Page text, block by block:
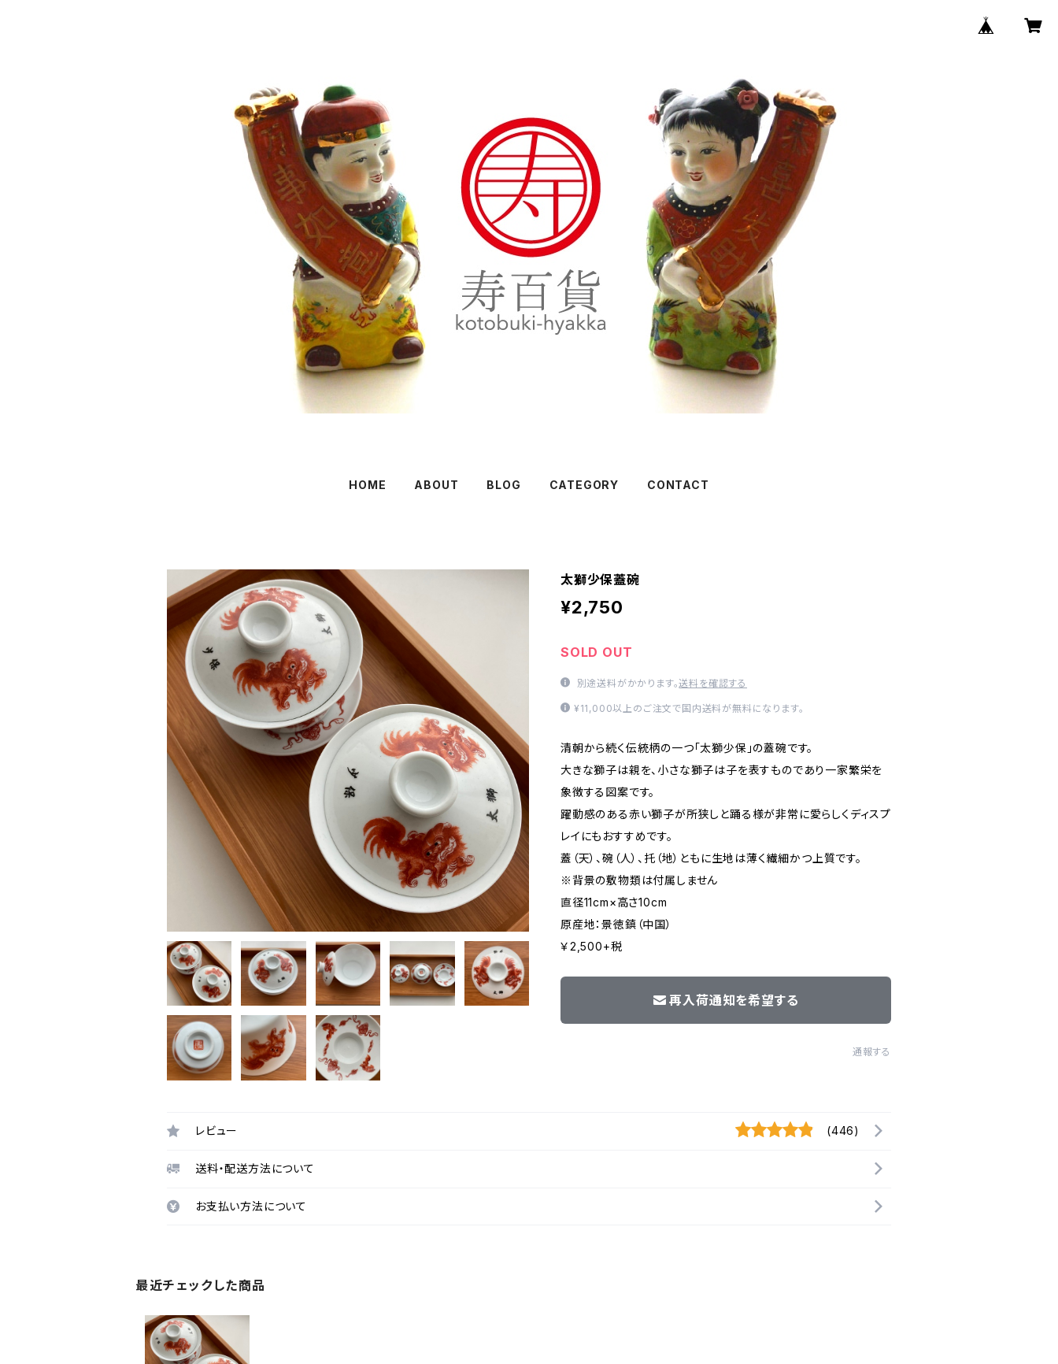
HOME ABOUT BLOG CATEGORY CONTACT
太獅少保蓋碗
¥2,750
SOLD OUT
別途送料がかかります。送料を確認する
¥11,000以上のご注文で国内送料が無料になります。
清朝から続く伝統柄の一つ「太獅少保」の蓋碗です。
大きな獅子は親を、小さな獅子は子を表すものであり一家繁栄を
象徴する図案です。
躍動感のある赤い獅子が所狭しと踊る様が非常に愛らしくディスプ
レイにもおすすめです。
蓋（天）、碗（人）、托（地）ともに生地は薄く繊細かつ上質です。
※背景の敷物類は付属しません
直径11cm×高さ10cm
原産地：景徳鎮（中国）
￥2,500+税
再入荷通知を希望する
通報する
レビュー (446)
送料・配送方法について
お支払い方法について
最近チェックした商品